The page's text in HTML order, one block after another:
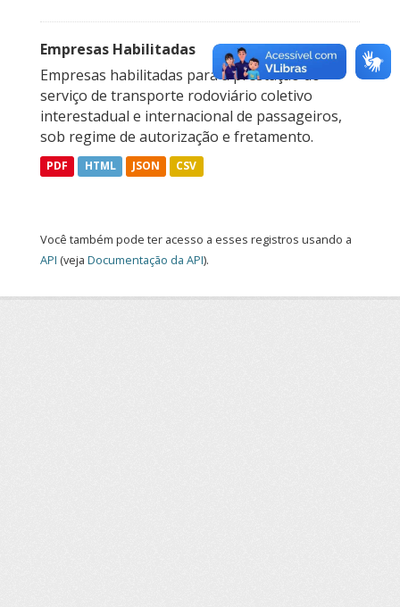
Empresas Habilitadas
Empresas habilitadas para a prestação do
serviço de transporte rodoviário coletivo
interestadual e internacional de passageiros,
sob regime de autorização e fretamento.
PDF HTML JSON CSV
Você também pode ter acesso a esses registros usando a
API (veja Documentação da API).